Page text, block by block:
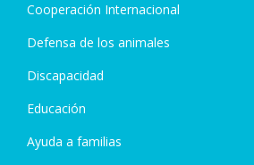
Cooperación Internacional
Defensa de los animales
Discapacidad
Educación
Ayuda a familias